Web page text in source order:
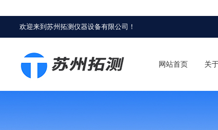
欢迎来到苏州拓测仪器设备有限公司 ！
网站首页 关